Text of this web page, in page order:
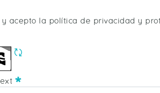
acepto la política de privacidad y
Refresca CAPTCHA
Obligatori